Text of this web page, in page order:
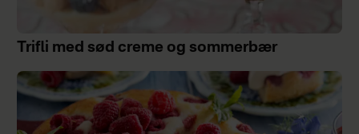
Trifli med sød creme og sommerbær